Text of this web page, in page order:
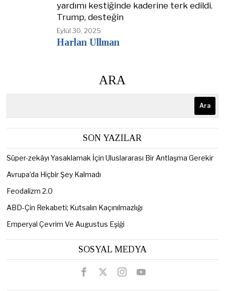
yardımı kestiğinde kaderine terk edildi.
Trump, desteğin
Eylül 30, 2025
Harlan Ullman
ARA
Ara
SON YAZILAR
Süper-zekâyı Yasaklamak İçin Uluslararası Bir Antlaşma Gerekir
Avrupa’da Hiçbir Şey Kalmadı
Feodalizm 2.0
ABD-Çin Rekabeti; Kutsalın Kaçınılmazlığı
Emperyal Çevrim Ve Augustus Eşiği
SOSYAL MEDYA